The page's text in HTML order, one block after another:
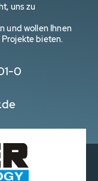
uns zu
und wollen Ihnen
bieten.
0